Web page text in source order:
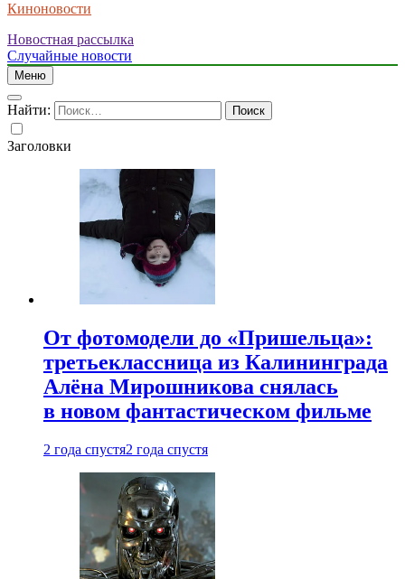
Киноновости
Новостная рассылка
Случайные новости
Меню
Найти:
Заголовки
От фотомодели до «Пришельца»:
третьеклассница из Калининграда
Алёна Мирошникова снялась
в новом фантастическом фильме
2 года спустя2 года спустя